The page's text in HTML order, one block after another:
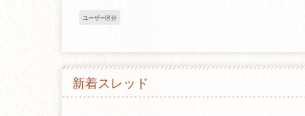
ユーザー区分
新着スレッド